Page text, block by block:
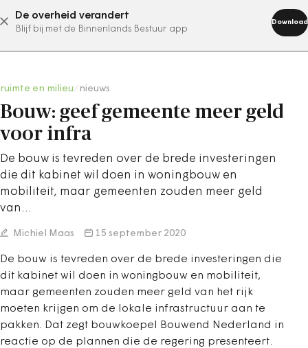
De overheid verandert
Blijf bij met de Binnenlands Bestuur app
Download
abonneer nu
ruimte en milieu nieuws
Bouw: geef gemeente meer geld
voor infra
De bouw is tevreden over de brede investeringen
die dit kabinet wil doen in woningbouw en
mobiliteit, maar gemeenten zouden meer geld
van…
Michiel Maas 15 september 2020
De bouw is tevreden over de brede investeringen die
dit kabinet wil doen in woningbouw en mobiliteit,
maar gemeenten zouden meer geld van het rijk
moeten krijgen om de lokale infrastructuur aan te
pakken. Dat zegt bouwkoepel Bouwend Nederland in
reactie op de plannen die de regering presenteert.